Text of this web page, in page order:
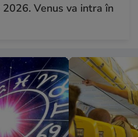
Venus va intra în